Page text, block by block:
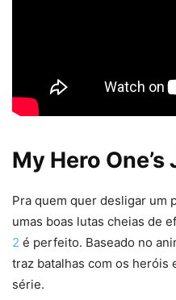
My Hero
Pra quem quer desligar um
umas boas lutas cheias de
2 é perfeito. Baseado no
traz batalhas com os heróis
série.